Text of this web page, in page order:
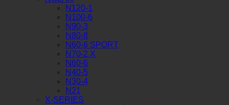
N120-1
N100-6
N90-3
N80-8
N60-6 SPORT
N70-2 X
N60-6
N40-5
N30-4
N21
X-SERIES